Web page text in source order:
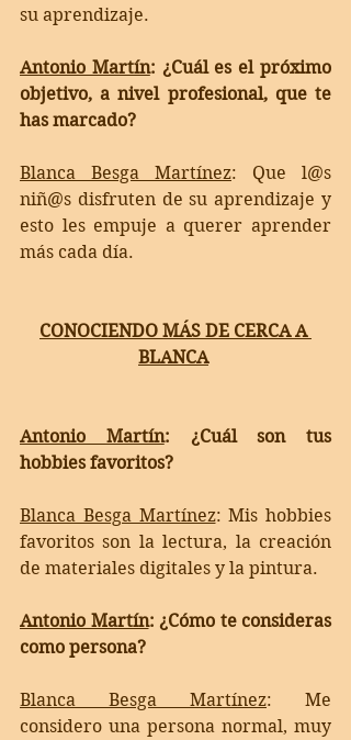
su aprendizaje.
Antonio Martín: ¿Cuál es el próximo
objetivo, a nivel profesional, que te
has marcado?
Blanca Besga Martínez: Que l@s
niñ@s disfruten de su aprendizaje y
esto les empuje a querer aprender
más cada día.
CONOCIENDO MÁS DE CERCA A
BLANCA
Antonio Martín: ¿Cuál son tus
hobbies favoritos?
Blanca Besga Martínez: Mis hobbies
favoritos son la lectura, la creación
de materiales digitales y la pintura.
Antonio Martín: ¿Cómo te consideras
como persona?
Blanca Besga Martínez: Me
considero una persona normal, muy